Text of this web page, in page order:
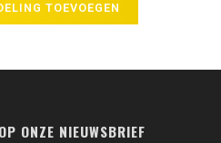
TOEVOEGEN
ONZE NIEUWSBRIEF